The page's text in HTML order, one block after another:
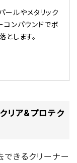
ールやメタリック
コンパウンドでボ
します。
リア&プロテク
きるクリーナー